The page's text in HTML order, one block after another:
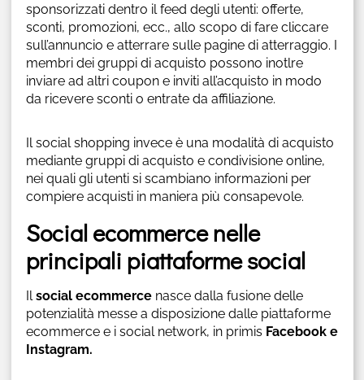
sponsorizzati dentro il feed degli utenti: offerte,
sconti, promozioni, ecc., allo scopo di fare cliccare
sull’annuncio e atterrare sulle pagine di atterraggio. I
membri dei gruppi di acquisto possono inotlre
inviare ad altri coupon e inviti all’acquisto in modo
da ricevere sconti o entrate da affiliazione.
Il social shopping invece è una modalità di acquisto
mediante gruppi di acquisto e condivisione online,
nei quali gli utenti si scambiano informazioni per
compiere acquisti in maniera più consapevole.
Social ecommerce nelle
principali piattaforme social
Ilsocial ecommercenasce dalla fusione delle
potenzialità messe a disposizione dalle piattaforme
ecommerce e i social network, in primis Facebook e
Instagram.